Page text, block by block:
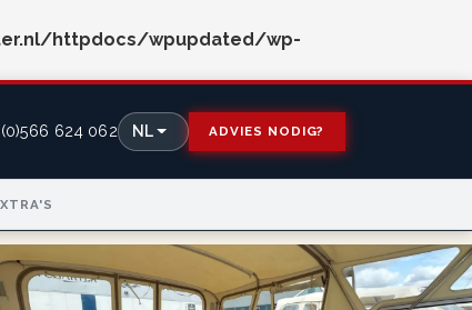
httpdocs/wpupdated/wp-
(0)566 624 062 NL ADVIES NODIG?